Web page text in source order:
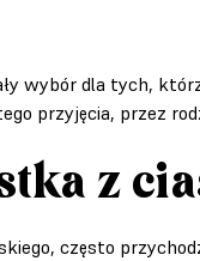
wybór dla tych,
przyjęcia, przez
z
często